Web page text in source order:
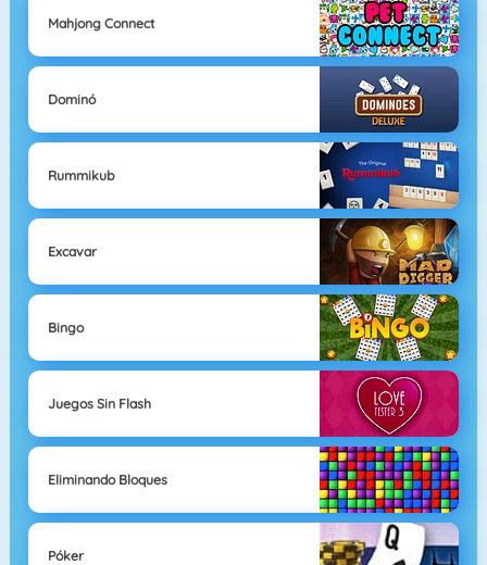
Mahjong Connect
Dominó
Rummikub
Excavar
Bingo
Juegos Sin Flash
Eliminando Bloques
Póker